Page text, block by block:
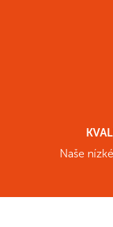
Naše